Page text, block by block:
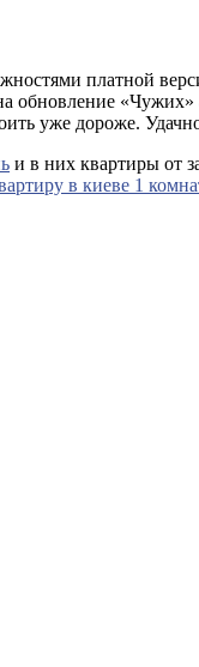
платной
обновление «Чужих»
уже дороже.
и в них квартиры от
в киеве 1